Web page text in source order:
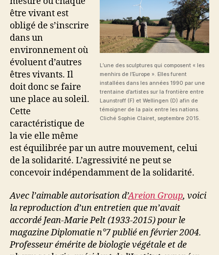
L’une des sculptures qui composent « les
menhirs de l’Europe ». Elles furent
installées dans les années 1990 par une
trentaine d’artistes sur la frontière entre
Launstroff (F) et Wellingen (D) afin de
témoigner de la paix entre les nations.
Cliché Sophie Clairet, septembre 2015.
être vivant est
obligé de s’inscrire
dans un
environnement où
évoluent d’autres
êtres vivants. Il
doit donc se faire
une place au soleil.
Cette
caractéristique de
la vie elle même
est équilibrée par un autre mouvement, celui
de la solidarité. L’agressivité ne peut se
concevoir indépendamment de la solidarité.
Avec l’aimable autorisation d’Areion Group, voici
la reproduction d’un entretien que m’avait
accordé Jean-Marie Pelt (1933-2015) pour le
magazine Diplomatie n°7 publié en février 2004.
Professeur émérite de biologie végétale et de